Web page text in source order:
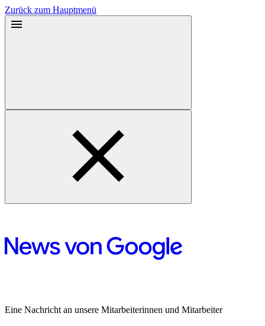
Zurück zum Hauptmenü
Eine Nachricht an unsere Mitarbeiterinnen und Mitarbeiter